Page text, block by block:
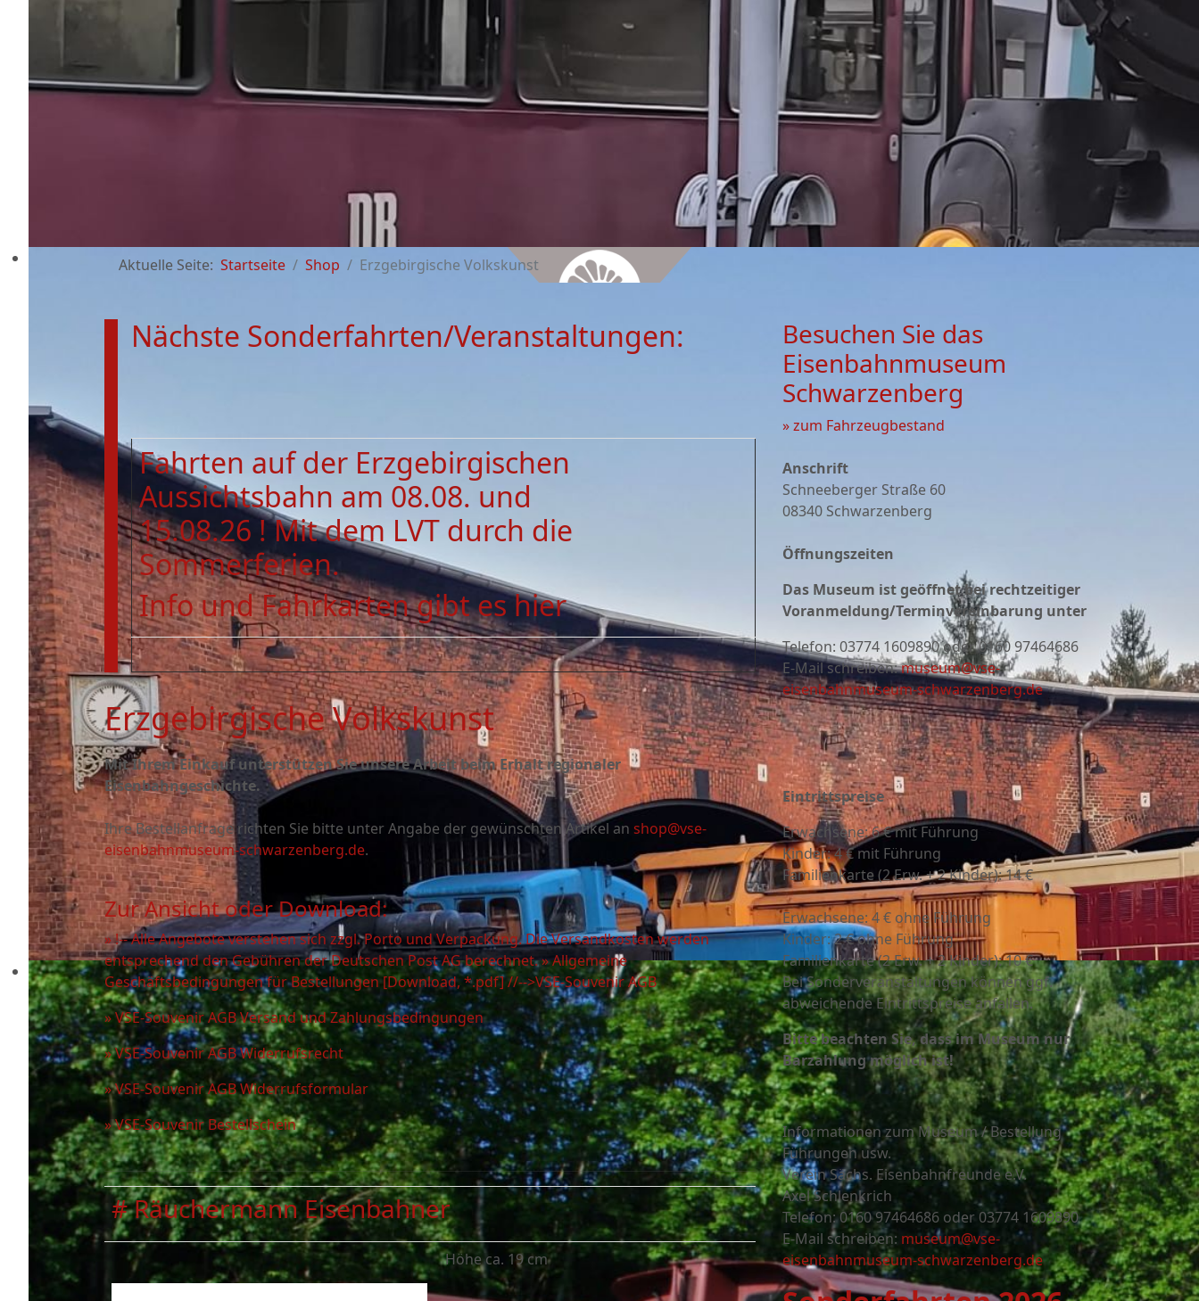
Aktuelle Seite: Startseite Shop Erzgebirgische Volkskunst
Nächste Sonderfahrten/Veranstaltungen:
Fahrten auf der Erzgebirgischen
Aussichtsbahn am 08.08. und
15.08.26 ! Mit dem LVT durch die
Sommerferien.
Info und Fahrkarten gibt es hier
Erzgebirgische Volkskunst
Mit Ihrem Einkauf unterstützen Sie unsere Arbeit beim Erhalt regionaler
Eisenbahngeschichte.
Ihre Bestellanfrage richten Sie bitte unter Angabe der gewünschten Artikel an shop@vse-
eisenbahnmuseum-schwarzenberg.de.
Zur Ansicht oder Download:
» !-- Alle Angebote verstehen sich zzgl. Porto und Verpackung. Die Versandkosten werden
entsprechend den Gebühren der Deutschen Post AG berechnet.» Allgemeine
Geschäftsbedingungen für Bestellungen [Download, *.pdf]//-->VSE-Souvenir AGB
» VSE-Souvenir AGB Versand und Zahlungsbedingungen
» VSE-Souvenir AGB Widerrufsrecht
» VSE-Souvenir AGB Widerrufsformular
» VSE-Souvenir Bestellschein
# Räuchermann Eisenbahner
Höhe ca. 19 cm
Besuchen Sie das
Eisenbahnmuseum
Schwarzenberg
» zum Fahrzeugbestand
Anschrift
Schneeberger Straße 60
08340 Schwarzenberg
Öffnungszeiten
Das Museum ist geöffnet bei rechtzeitiger
Voranmeldung/Terminvereinbarung unter
Telefon: 03774 1609890 oder 0160 97464686
E-Mail schreiben:museum@vse-
eisenbahnmuseum-schwarzenberg.de
Eintrittspreise
Erwachsene: 6 € mit Führung
Kinder: 4 € mit Führung
Familienkarte (2 Erw. + 2 Kinder): 14 €
Erwachsene: 4 € ohne Führung
Kinder: 2 € ohne Führung
Familienkarte (2 Erw. + 2 Kinder): 10 €
Bei Sonderveranstaltungen können ggf.
abweichende Eintrittspreise anfallen.
Bitte beachten Sie, dass im Museum nur
Barzahlung möglich ist!
Informationen zum Museum / Bestellung
Führungen usw.
Verein Sächs. Eisenbahnfreunde e.V.
Axel Schlenkrich
Telefon: 0160 97464686 oder 03774 1609890
E-Mail schreiben: museum@vse-
eisenbahnmuseum-schwarzenberg.de